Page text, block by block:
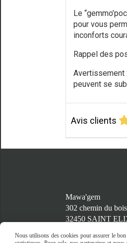
Le
pour vous
inconforts
Rappel des
Avertissement
peuvent se
Avis clients
Mawa'gem
302 chemin du bois
32450 SAINT
Nous utilisons des cookies pour assurer le